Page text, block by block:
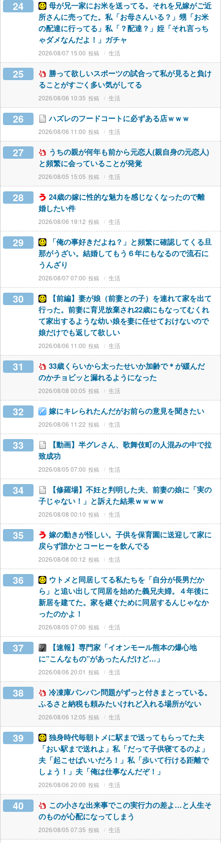
24
母が兄一家にお米を送ってる。それを兄嫁がご近
所さんに売ってた。私「お母さんいる？」甥「お米
の配達に行ってる」私「？配達？」姪「それ言っち
ゃダメなんだよ！」ガチャ
2026/08/07 15:00 生活
25
勝って欲しいスポーツの試合って私が見ると負け
ることがすごく多い気がしてる
2026/08/06 10:35 生活
26 ハズレのフードコートに必ずある店ｗｗｗ
2026/08/06 11:00 生活
27
うちの親が何年も前から元恋人(親自身の元恋人)
と頻繁に会っていることが発覚
2026/08/05 15:05 生活
28
24歳の嫁に性的な魅力を感じなくなったので離
婚したい件
2026/08/06 19:12 生活
29
「俺の事好きだよね？」と頻繁に確認してくる旦
那がうざい。結婚してもう６年にもなるので流石に
うんざり
2026/08/07 07:00 生活
30
【前編】妻が娘（前妻との子）を連れて家を出て
行った。前妻に育児放棄され22歳にもなってむくれ
て家出するような幼い娘を妻に任せておけないので
娘だけでも返して欲しい
2026/08/06 11:00 生活
31
33歳くらいから太ったせいか加齢で＊が緩んだ
のかチョビッと漏れるようになった
2026/08/08 00:05 生活
32 嫁にキレられたんだがお前らの意見を聞きたい
2026/08/06 11:22 生活
33
【動画】半グレさん、歌舞伎町の人混みの中で拉
致成功
2026/08/05 07:00 生活
34
【修羅場】不妊と判明した夫、前妻の娘に「実の
子じゃない！」と訴えた結果ｗｗｗｗ
2026/08/08 00:10 生活
35
嫁の動きが怪しい。子供を保育園に送迎して家に
戻らず誰かとコーヒーを飲んでる
2026/08/08 00:12 生活
36
ウトメと同居してる私たちを「自分が長男だか
ら」と追い出して同居を始めた義兄夫婦。４年後に
新居を建てた。家を継ぐために同居するんじゃなか
ったのかよ！
2026/08/05 07:00 生活
37
【速報】専門家「イオンモール熊本の爆心地
に”こんなもの”があったんだけど…」
2026/08/06 20:01 生活
38
冷凍庫パンパン問題がずっと付きまとっている。
ふるさと納税も頼みたいけれど入れる場所がない
2026/08/06 12:05 生活
39
独身時代毎朝トメに駅まで送ってもらってた夫
「おい駅まで送れよ」私「だって子供寝てるのよ」
夫「起こせばいいだろ！」私「歩いて行ける距離で
しょう！」夫「俺は仕事なんだぞ！」
2026/08/06 20:00 生活
40
この小さな出来事でこの実行力の差よ…と人生そ
のものが心配になってしまう
2026/08/05 07:35 生活